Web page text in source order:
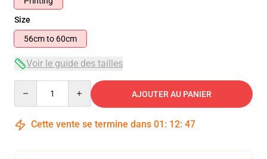
Size
56cm to 60cm
Voir le guide des tailles
AJOUTER AU PANIER
Cette vente se termine dans 01 : 12: 46